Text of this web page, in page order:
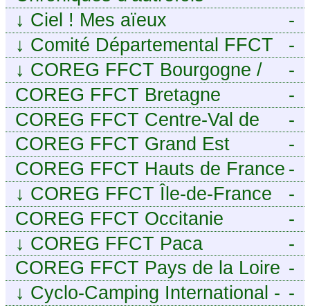
-
↓ Ciel ! Mes aïeux
-
↓ Comité Départemental FFCT
du Cher
-
↓ COREG FFCT Bourgogne /
Franche-Comté
-
COREG FFCT Bretagne
-
COREG FFCT Centre-Val de
Loire
-
COREG FFCT Grand Est
-
COREG FFCT Hauts de France
-
↓ COREG FFCT Île-de-France
-
COREG FFCT Occitanie
-
↓ COREG FFCT Paca
-
COREG FFCT Pays de la Loire
-
↓ Cyclo-Camping International -